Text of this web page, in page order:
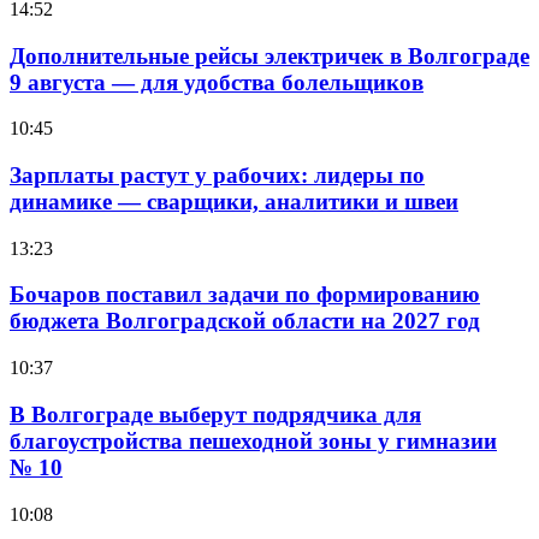
14:52
Дополнительные рейсы электричек в Волгограде
9 августа — для удобства болельщиков
10:45
Зарплаты растут у рабочих: лидеры по
динамике — сварщики, аналитики и швеи
13:23
Бочаров поставил задачи по формированию
бюджета Волгоградской области на 2027 год
10:37
В Волгограде выберут подрядчика для
благоустройства пешеходной зоны у гимназии
№ 10
10:08